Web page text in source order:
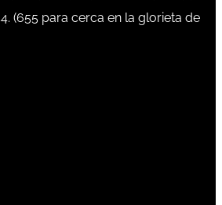
. (655 para cerca en la glorieta de